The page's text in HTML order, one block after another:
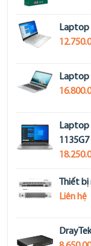
Laptop
Laptop
Laptop
1135G7
Thiết
Liên hệ